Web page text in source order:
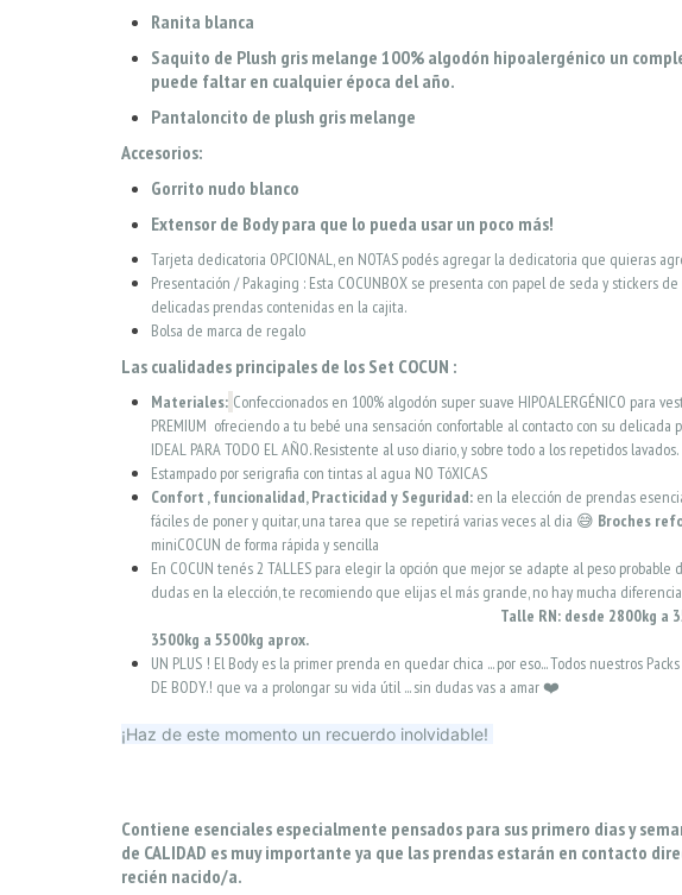
Ranita blanca
Saquito de Plush gris melange 100% algodón hipoalergénico un
puede faltar en cualquier época del año.
Pantaloncito de plush gris melange
Accesorios:
Gorrito nudo blanco
Extensor de Body para que lo pueda usar un poco más!
Tarjeta dedicatoria OPCIONAL, en NOTAS podés agregar la dedicatoria que quieras
Presentación / Pakaging : Esta COCUNBOX se presenta con papel de seda y stickers
delicadas prendas contenidas en la cajita.
Bolsa de marca de regalo
Las cualidades principales de los Set COCUN :
Materiales: Confeccionados en 100% algodón super suave HIPOALERGÉNICO para
PREMIUM ofreciendo a tu bebé una sensación confortable al contacto con su delicada
IDEAL PARA TODO EL AÑO. Resistente al uso diario, y sobre todo a los repetidos lavados.
Estampado por serigrafia con tintas al agua NO TóXICAS
Confort , funcionalidad, Practicidad y Seguridad: en la elección de prendas
fáciles de poner y quitar, una tarea que se repetirá varias veces al dia 😅 Broches
miniCOCUN de forma rápida y sencilla
En COCUN tenés 2 TALLES para elegir la opción que mejor se adapte al peso probable
dudas en la elección, te recomiendo que elijas el más grande,
Talle RN: desde 2800kg a
3500kg a 5500kg aprox.
UN PLUS ! El Body es la primer prenda en quedar chica ... por eso... Todos nuestros Packs
DE BODY.! que va a prolongar su vida útil ... sin dudas vas a amar ❤️
¡Haz de este momento un recuerdo inolvidable!
Contiene esenciales especialmente pensados para sus primero dias y
de CALIDAD es muy importante ya que las prendas estarán en contacto
recién nacido/a.